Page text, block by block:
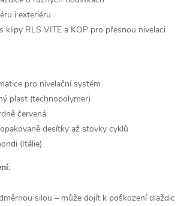
i exteriéru
klipy RLS VITE a KOP pro přesnou nivelaci
pro nivelační systém
plast (technopolymer)
červená
desítky až stovky cyklů
(Itálie)
silou – může dojít k poškození dlaždic